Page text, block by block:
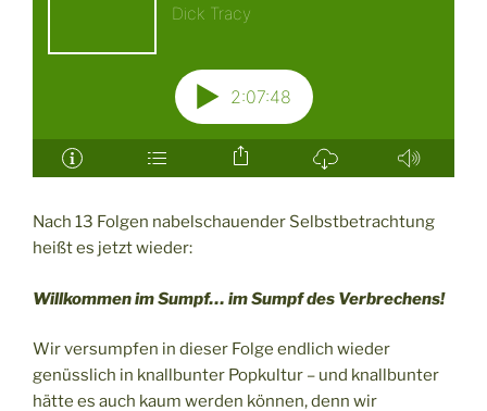
Nach 13 Folgen nabelschauender Selbstbetrachtung
heißt es jetzt wieder:
Willkommen im Sumpf… im Sumpf des Verbrechens!
Wir versumpfen in dieser Folge endlich wieder
genüsslich in knallbunter Popkultur – und knallbunter
hätte es auch kaum werden können, denn wir